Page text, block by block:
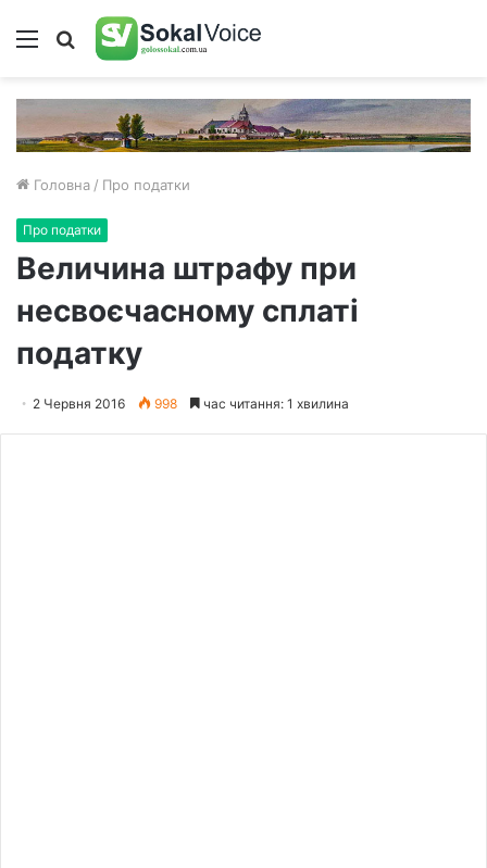
Меню Пошук
Головна / Про податки
Про податки
Величина штрафу при
несвоєчасному сплаті
податку
2 Червня 2016 998 час читання: 1 хвилина